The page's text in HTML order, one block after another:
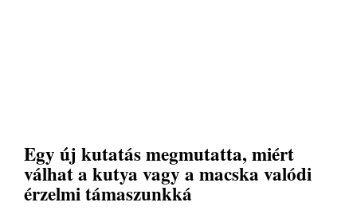
Egy új kutatás megmutatta, miért
válhat a kutya vagy a macska valódi
érzelmi támaszunkká